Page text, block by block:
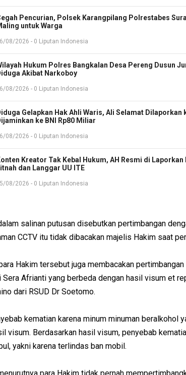
Pencurian, Polsek Karangpilang Polrestabes
untuk Warga
08/2026 - 0 Liputan Indonesia
Hukum Polres Bangkalan Desa Pereng Dusun
Akibat Narkoboy
08/2026 - 0 Liputan Indonesia
Gelapkan Hak Ahli Waris, Ali Selamat
ke BNI Rp80 Miliar
08/2026 - 0 Liputan Indonesia
Kreator Tak Kebal Hukum, AH Resmi di
dan Langgar UU ITE
08/2026 - 0 Liputan Indonesia
salinan putusan disebutkan pertimbangan
CCTV itu tidak dibacakan majelis Hakim saat
Hakim tersebut juga membacakan
Sera Afrianti yang berbeda dengan hasil visum et
dari RSUD Dr Soetomo.
kematian karena minum minuman beralkohol
visum. Berdasarkan hasil visum, penyebab
yakni karena terlindas ban mobil.